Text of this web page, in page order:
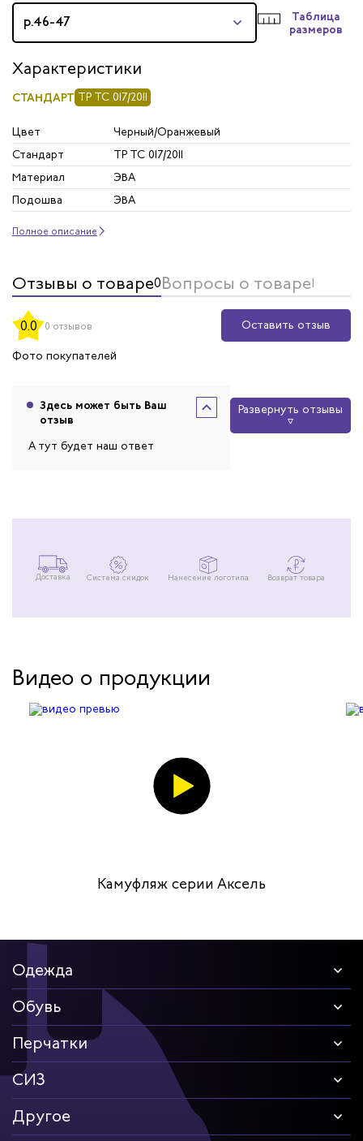
р.46-47
Таблица
размеров
Характеристики
СТАНДАРТ ТР ТС 017/2011
Цвет
Черный/Оранжевый
Стандарт
ТР ТС 017/2011
Материал
ЭВА
Подошва
ЭВА
Полное описание
Отзывы о товаре0Вопросы о товаре1
0.0 0 отзывов
Оставить отзыв
Фото покупателей
Здесь может быть Ваш
отзыв
А тут будет наш ответ
Развернуть отзывы
Доставка Система скидок Нанесение логотипа Возврат товара
Видео о продукции
Камуфляж серии Аксель
Одежда
Обувь
Перчатки
СИЗ
Другое